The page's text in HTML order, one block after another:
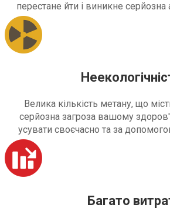
перестане йти і виникне серйозна
Велика кількість метану, що
серйозна загроза вашому
усувати своєчасно та за
Багато